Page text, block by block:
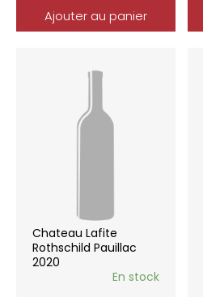
Ajouter au panier
Chateau Lafite
Rothschild Pauillac
2020
En stock